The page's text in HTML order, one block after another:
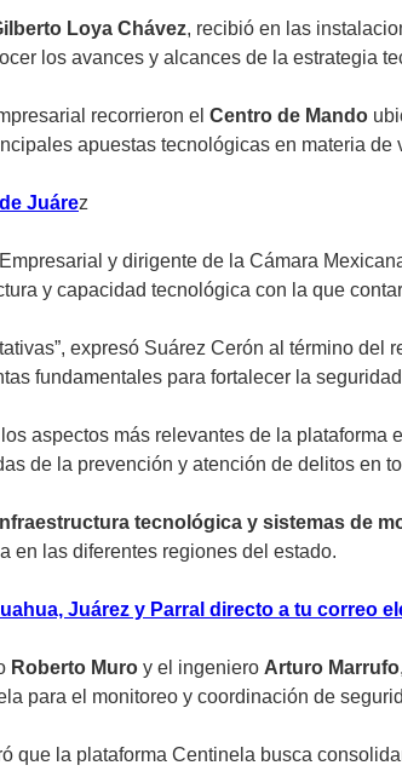
Loya Chávez, recibió en las
los avances y alcances de la estrategia
recorrieron el Centro de Mando
apuestas tecnológicas en materia
Juárez
y dirigente de la Cámara
y capacidad tecnológica con la que
expresó Suárez Cerón al término del
fundamentales para fortalecer la
aspectos más relevantes de la plataforma
de la prevención y atención de delitos en
tecnológica y sistemas de
en las diferentes regiones del estado.
Juárez y Parral directo a tu correo
Roberto Muro y el ingeniero Arturo Marrufo
para el monitoreo y coordinación de
que la plataforma Centinela busca